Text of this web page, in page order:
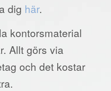
dig här.
kontorsmaterial
Allt görs via
och det kostar